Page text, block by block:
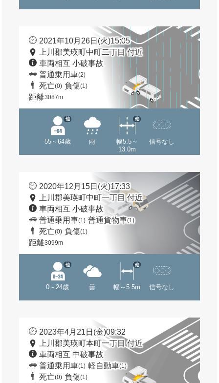
2021年10月26日(火)15:05
上川郡美瑛町中町二丁目 付近
車両相互 小破事故
普通乗用車(2)
死亡(0) 負傷(1)
距離3087m
55～64歳
他
雨
幅5.5～
13.0m
他
信号なし
2020年12月15日(火)17:33
上川郡美瑛町中町一丁目 付近
車両相互 小破事故
普通乗用車(1) 普通貨物車(1)
死亡(0) 負傷(1)
距離3099m
0～24歳
他
曇 幅～5.5m
他
信号なし
2023年4月21日(金)09:32
上川郡美瑛町本町一丁目 付近
車両相互 中破事故
普通乗用車(1) 軽自動車(1)
死亡(0) 負傷(1)